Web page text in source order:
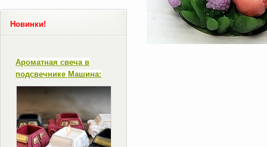
Новинки!
Ароматная свеча в
подсвечнике Машина: